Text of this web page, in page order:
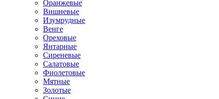
Оранжевые
Вишневые
Изумрудные
Венге
Ореховые
Янтарные
Сиреневые
Салатовые
Фиолетовые
Мятные
Золотые